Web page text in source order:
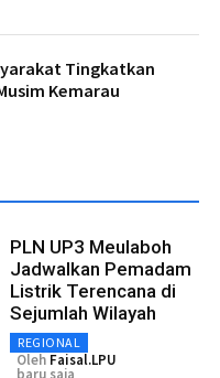
Tingkatkan
Kemarau
PLN UP3 Meulaboh
Jadwalkan Pemadam
Listrik Terencana di
Sejumlah Wilayah
REGIONAL
Oleh Faisal.LPU
baru saja